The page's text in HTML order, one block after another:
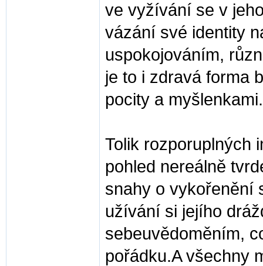
ve vyžívání se v
vázání své identity
uspokojováním,
je to i zdravá forma
pocity a
Tolik rozporuplných
pohled nereálně
snahy o vykořenění
užívání si jejího
sebeuvědoměním,
pořádku.A všechny